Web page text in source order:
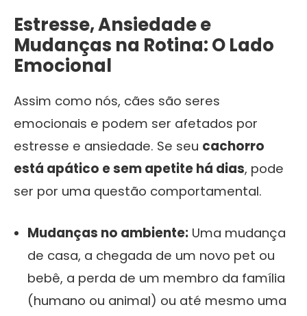
Estresse, Ansiedade e
Mudanças na Rotina: O Lado
Emocional
Assim como nós, cães são seres
emocionais e podem ser afetados por
estresse e ansiedade. Se seu cachorro
está apático e sem apetite há dias, pode
ser por uma questão comportamental.
Mudanças no ambiente: Uma mudança
de casa, a chegada de um novo pet ou
bebê, a perda de um membro da família
(humano ou animal) ou até mesmo uma